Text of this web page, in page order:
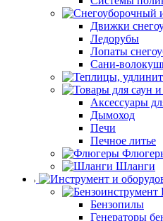
Движки
Ледорубы
Лопаты
Сани-
Аксессуары
Дымоход
Печи
Печное литье
Шланги
Бензопилы
Генераторы